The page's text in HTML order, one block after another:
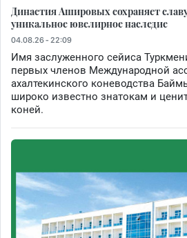
Династия Ашировых сохраняет
уникальное ювелирное наследие
04.08.26 - 22:09
Имя заслуженного сейиса
первых членов Международной
ахалтекинского коневодства
широко известно знатокам и
коней.